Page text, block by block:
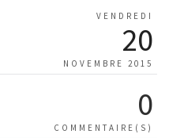
VENDREDI
20
NOVEMBRE 2015
0
COMMENTAIRE(S)